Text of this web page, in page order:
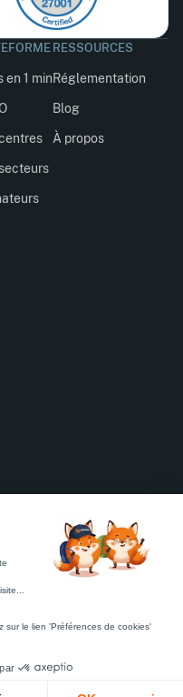
en 1 min
RESSOURCES
Réglementation
Blog
À propos
sous le
de région d’Île-de-
agrément de l’État.
satisfaction stagiaire